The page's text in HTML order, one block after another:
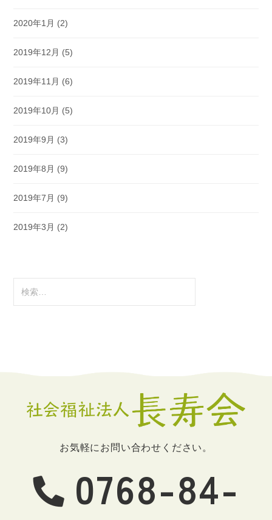
2020年1月 (2)
2019年12月 (5)
2019年11月 (6)
2019年10月 (5)
2019年9月 (3)
2019年8月 (9)
2019年7月 (9)
2019年3月 (2)
索:
お気軽にお問い合わせください。
0768-84-